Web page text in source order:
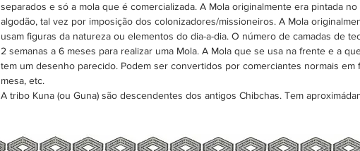
separados e só a mola que é comercializada. A Mola originalmente era pintada
algodão, tal vez por imposição dos colonizadores/missioneiros. A Mola
usam figuras da natureza ou elementos do dia-a-dia. O número de camadas de
2 semanas a 6 meses para realizar uma Mola. A Mola que se usa na frente e a
tem um desenho parecido. Podem ser convertidos por comerciantes normais
mesa, etc.
A tribo Kuna (ou Guna) são descendentes dos antigos Chibchas. Tem